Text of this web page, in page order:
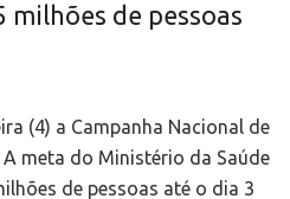
milhões de pessoas
(4) a Campanha Nacional de
meta do Ministério da Saúde
de pessoas até o dia 3